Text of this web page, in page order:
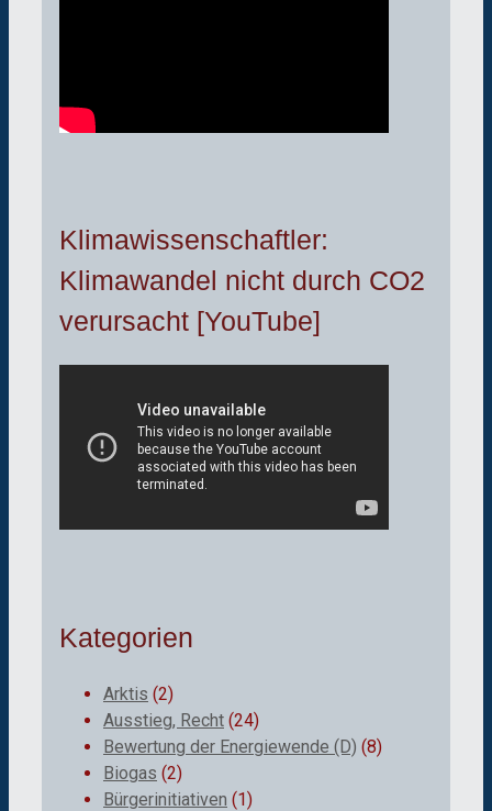
Klimawissenschaftler:
Klimawandel nicht durch CO2
verursacht [YouTube]
Kategorien
Arktis (2)
Ausstieg, Recht (24)
Bewertung der Energiewende (D) (8)
Biogas (2)
Bürgerinitiativen (1)